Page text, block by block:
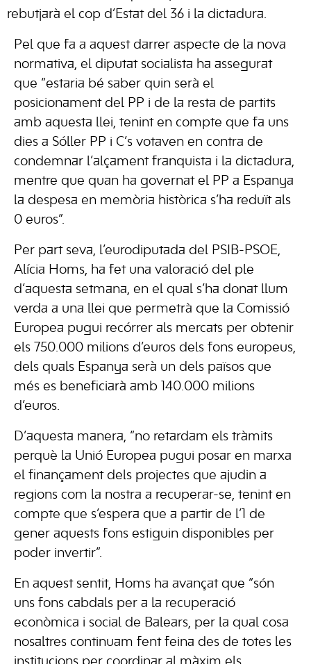
rebutjarà el cop d’Estat del 36 i la dictadura.
Pel que fa a aquest darrer aspecte de la nova
normativa, el diputat socialista ha assegurat
que “estaria bé saber quin serà el
posicionament del PP i de la resta de partits
amb aquesta llei, tenint en compte que fa uns
dies a Sóller PP i C’s votaven en contra de
condemnar l’alçament franquista i la dictadura,
mentre que quan ha governat el PP a Espanya
la despesa en memòria històrica s’ha reduït als
0 euros”.
Per part seva, l’eurodiputada del PSIB-PSOE,
Alícia Homs, ha fet una valoració del ple
d’aquesta setmana, en el qual s’ha donat llum
verda a una llei que permetrà que la Comissió
Europea pugui recórrer als mercats per obtenir
els 750.000 milions d’euros dels fons europeus,
dels quals Espanya serà un dels països que
més es beneficiarà amb 140.000 milions
d’euros.
D’aquesta manera, “no retardam els tràmits
perquè la Unió Europea pugui posar en marxa
el finançament dels projectes que ajudin a
regions com la nostra a recuperar-se, tenint en
compte que s’espera que a partir de l’1 de
gener aquests fons estiguin disponibles per
poder invertir”.
En aquest sentit, Homs ha avançat que “són
uns fons cabdals per a la recuperació
econòmica i social de Balears, per la qual cosa
nosaltres continuam fent feina des de totes les